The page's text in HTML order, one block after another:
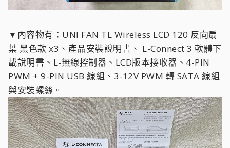
▼內容物有：UNI FAN TL Wireless LCD 120 反向扇
葉 黑色款 x3、產品安裝說明書、 L-Connect 3 軟體下
載說明書、L-無線控制器、LCD版本接收器、4-PIN
PWM + 9-PIN USB 線組、3-12V PWM 轉 SATA 線組
與安裝螺絲。